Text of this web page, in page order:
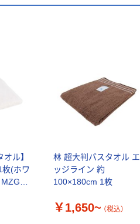
ル】
(ホワ
林 超大判バスタオル エ
ッジライン 約
100×180cm 1枚
￥1,650~ （税込）